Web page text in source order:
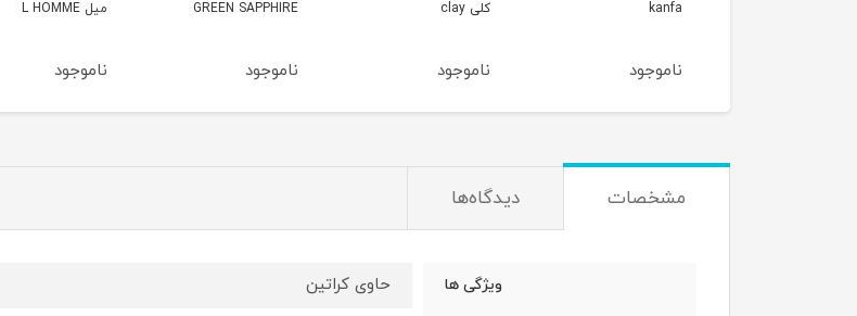
کلی clay
ناموجود
GREEN SAPPHIRE
ناموجود
میل L HOMME
ناموجود
میل L NOTE DIL
ناموجود
مشخصات دیدگاه‌ها
ویژگی ها حاوی کراتین